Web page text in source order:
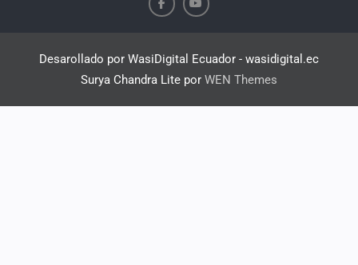
Desarollado por WasiDigital Ecuador - wasidigital.ec
Surya Chandra Lite por WEN Themes